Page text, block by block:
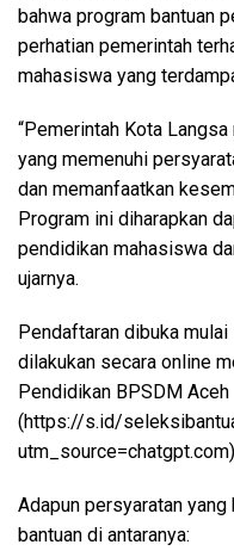
bahwa program bantuan
perhatian pemerintah
mahasiswa yang
“Pemerintah Kota
yang memenuhi
dan memanfaatkan
Program ini diharapkan
pendidikan mahasiswa
ujarnya.
Pendaftaran dibuka
dilakukan secara online
Pendidikan BPSDM Aceh
(https://s.id/
utm_source=chatgpt.com)
Adapun persyaratan
bantuan di antaranya: